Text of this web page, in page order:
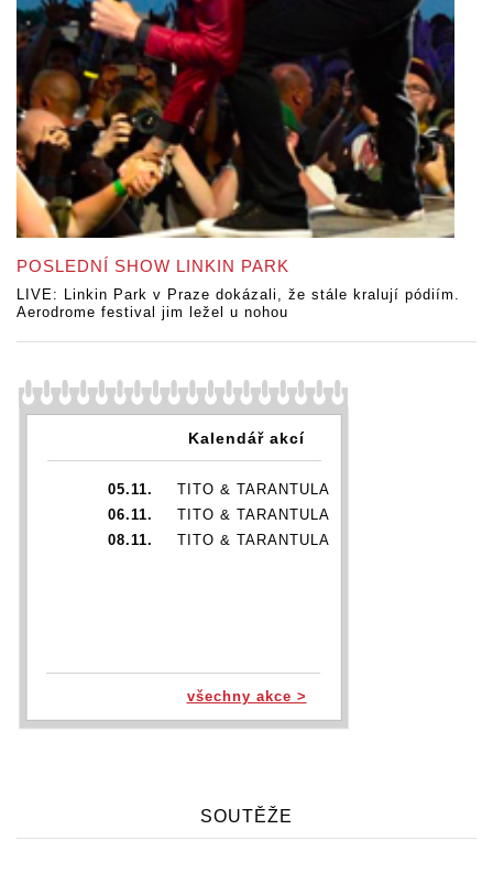
POSLEDNÍ SHOW LINKIN PARK
LIVE: Linkin Park v Praze dokázali, že stále kralují pódiím.
Aerodrome festival jim ležel u nohou
Kalendář akcí
05.11.
TITO & TARANTULA
06.11.
TITO & TARANTULA
08.11.
TITO & TARANTULA
všechny akce >
SOUTĚŽE